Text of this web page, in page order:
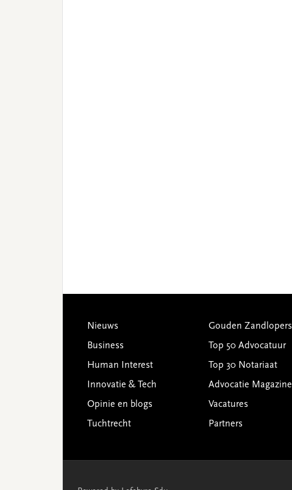
Footer
Nieuws
Business
Human Interest
Innovatie & Tech
Opinie en blogs
Tuchtrecht
Gouden Zandlopers
Top 50 Advocatuur
Top 30 Notariaat
Advocatie Magazine
Vacatures
Partners